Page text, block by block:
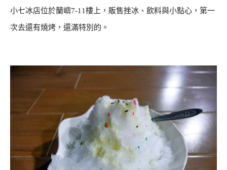
小七冰店位於蘭嶼7-11樓上，販售挫冰、飲料與小點心，第一
次去還有燒烤，還滿特別的。